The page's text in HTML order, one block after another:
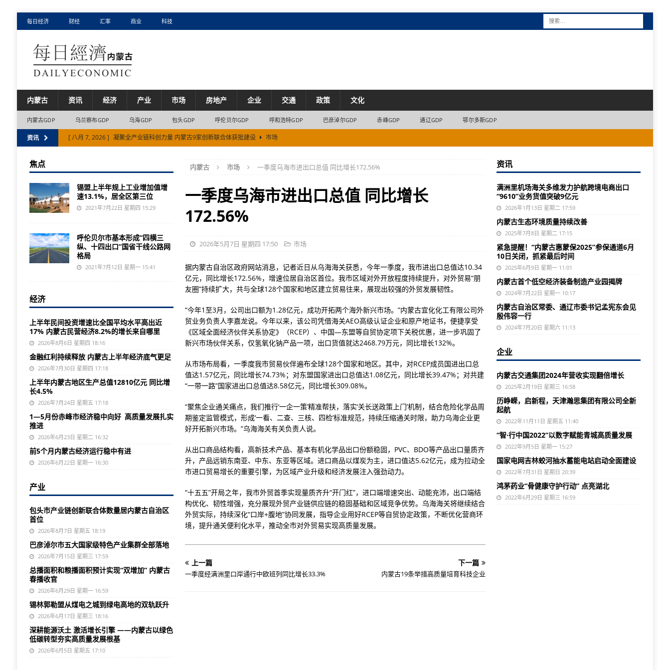
每日经济 财经 汇率 商业 科技
内蒙古 资讯 经济 产业 市场 房地产 企业 交通 政策 文化
内蒙古GDP 乌兰察布GDP 乌海GDP 包头GDP 呼伦贝尔GDP 呼和浩特GDP 巴彦淖尔GDP 赤峰GDP 通辽GDP 鄂尔多斯GDP
资讯 [ 八月 7, 2026 ] 凝聚全产业链科创力量 内蒙古9家创新联合体获批建设
市场
[ 八月 6, 2026 ] 上半年民间投资增速比全国平均水平高出近17% 内蒙古民营经济8.2%的增长来自哪里
经济
[ 八月 7, 2026 ] 包头市产业链创新联合体数量居内蒙古自治区首位
产业
[ 八月 7, 2026 ] 内蒙古交通系统聚焦赛事保障核心任务护航“十六运” 交通
内蒙古 市场 一季度乌海市进出口总值 同比增长172.56%
一季度乌海市进出口总值 同比增长
172.56%
2026年5月7日 星期四 17:50 市场
据内蒙古自治区政府网站消息，记者近日从乌海海关获悉，今年一季度，我市进出口总值达10.34
亿元，同比增长172.56%，增速位居自治区首位。我市区域对外开放程度持续提升，对外贸易“朋
友圈”持续扩大，共与全球128个国家和地区建立贸易往来，展现出较强的外贸发展韧性。
“今年1至3月，公司出口额为1.28亿元，成功开拓两个海外新兴市场。”内蒙古宜化化工有限公司外
贸业务负责人李嘉龙说。今年以来，该公司凭借海关AEO高级认证企业和原产地证书，便捷享受
《区域全面经济伙伴关系协定》（RCEP）、中国—东盟等自贸协定项下关税优惠，进一步巩固了
新兴市场伙伴关系，仅氢氧化钠产品一项，出口货值就达2468.79万元，同比增长132%。
从市场布局看，一季度我市贸易伙伴遍布全球128个国家和地区。其中，对RCEP成员国进出口总
值达1.57亿元，同比增长74.73%；对东盟国家进出口总值达1.08亿元，同比增长39.47%；对共建
“一带一路”国家进出口总值达8.58亿元，同比增长309.08%。
“聚焦企业通关痛点，我们推行‘一企一策’精准帮扶，落实‘关长送政策上门’机制，结合危险化学品周
期鉴定监管模式，形成‘一看、二查、三核、四检’标准规范，持续压缩通关时限，助力乌海企业更
好开拓新兴市场。”乌海海关有关负责人说。
从出口商品结构看，高新技术产品、基本有机化学品出口份额稳固，PVC、BDO等产品出口量质齐
升，产品远销东南亚、中东、东亚等区域。进口商品以煤炭为主，进口值达5.62亿元，成为拉动全
市进口贸易增长的重要引擎，为区域产业升级和经济发展注入强劲动力。
“十五五”开局之年，我市外贸首季实现量质齐升“开门红”，进口端增速突出、动能充沛，出口端结
构优化、韧性增强，充分展现外贸产业链供应链的稳固基础和区域竞争优势。乌海海关将继续结合
外贸实际，持续深化“口岸+腹地”协同发展，指导企业用好RCEP等自贸协定政策，不断优化营商环
境，提升通关便利化水平，推动全市对外贸易实现高质量发展。
上一篇
一季度经满洲里口岸通行中欧班列同比增长33.3%
下一篇
内蒙古19条举措高质量培育科技企业
焦点
锡盟上半年规上工业增加值增
速13.1%，居全区第三位
2021年7月22日 星期四 15:29
呼伦贝尔市基本形成“四横三
纵、十四出口”国省干线公路网
格局
2021年7月12日 星期一 15:41
经济
上半年民间投资增速比全国平均水平高出近
17% 内蒙古民营经济8.2%的增长来自哪里
2026年8月6日 星期四 18:16
金融红利持续释放 内蒙古上半年经济底气更足
2026年7月30日 星期四 17:18
上半年内蒙古地区生产总值12810亿元 同比增
长4.5%
2026年7月24日 星期五 17:18
1—5月份赤峰市经济稳中向好 高质量发展扎实
推进
2026年6月23日 星期二 16:32
前5个月内蒙古经济运行稳中有进
2026年6月22日 星期一 16:30
产业
包头市产业链创新联合体数量居内蒙古自治区
首位
2026年8月7日 星期五 18:19
巴彦淖尔市五大国家级特色产业集群全部落地
2026年7月15日 星期三 17:59
总播面积和粮播面积预计实现“双增加” 内蒙古
春播收官
2026年6月29日 星期一 16:59
锡林郭勒盟从煤电之城到绿电高地的双轨跃升
2026年6月17日 星期三 18:16
深耕能源沃土 激活增长引擎 ——内蒙古以绿色
低碳转型夯实高质量发展根基
2026年6月5日 星期五 17:10
资讯
满洲里机场海关多维发力护航跨境电商出口
“9610”业务货值突破9亿元
2026年1月13日 星期二 17:59
内蒙古生态环境质量持续改善
2025年7月8日 星期二 17:15
紧急提醒！“内蒙古惠蒙保2025”参保通道6月
10日关闭，抓紧最后时间
2025年6月9日 星期一 11:01
内蒙古首个低空经济装备制造产业园揭牌
2024年7月22日 星期一 10:17
内蒙古自治区常委、通辽市委书记孟宪东会见
殷伟容一行
2024年7月20日 星期六 11:13
企业
内蒙古交通集团2024年营收实现翻倍增长
2025年2月19日 星期三 16:58
历峥嵘，启新程，天津瀚思集团有限公司全新
起航
2022年11月11日 星期五 11:40
“智·行中国2022”以数字赋能青城高质量发展
2022年9月5日 星期一 15:27
国家电网吉林蛟河抽水蓄能电站启动全面建设
2022年7月31日 星期日 20:39
鸿茅药业“骨健康守护行动” 点亮湖北
2022年6月29日 星期三 16:59